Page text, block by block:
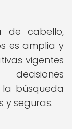
de cabello,
es amplia y
vigentes
búsqueda
y seguras.